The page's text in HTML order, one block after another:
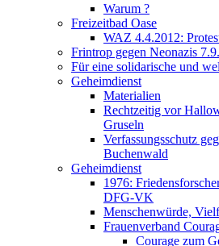
Warum ?
Freizeitbad Oase
WAZ 4.4.2012:
Frintrop gegen Neonazis
Für eine solidarische und
Geheimdienst
Materialien
Rechtzeitig vor
Gruseln
Verfassungsschutz
Buchenwald
Geheimdienst
1976:
DFG-VK
Menschenwürde,
Frauenverband
Courage zum